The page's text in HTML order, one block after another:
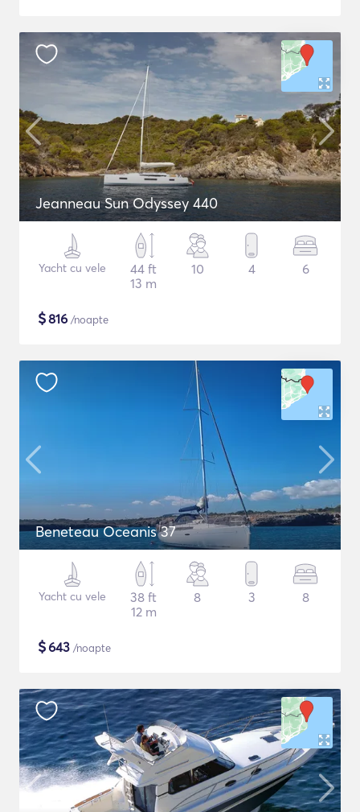
Jeanneau Sun Odyssey 440
Yacht cu vele
44 ft
13 m
10 4 6
$816 /noapte
Beneteau Oceanis 37
Yacht cu vele
38 ft
12 m
8 3 8
$643 /noapte